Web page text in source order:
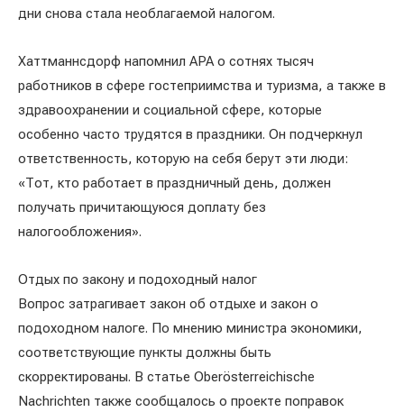
дни снова стала необлагаемой налогом.
Хаттманнсдорф напомнил APA о сотнях тысяч
работников в сфере гостеприимства и туризма, а также в
здравоохранении и социальной сфере, которые
особенно часто трудятся в праздники. Он подчеркнул
ответственность, которую на себя берут эти люди:
«Тот, кто работает в праздничный день, должен
получать причитающуюся доплату без
налогообложения».
Отдых по закону и подоходный налог
Вопрос затрагивает закон об отдыхе и закон о
подоходном налоге. По мнению министра экономики,
соответствующие пункты должны быть
скорректированы. В статье Oberösterreichische
Nachrichten также сообщалось о проекте поправок